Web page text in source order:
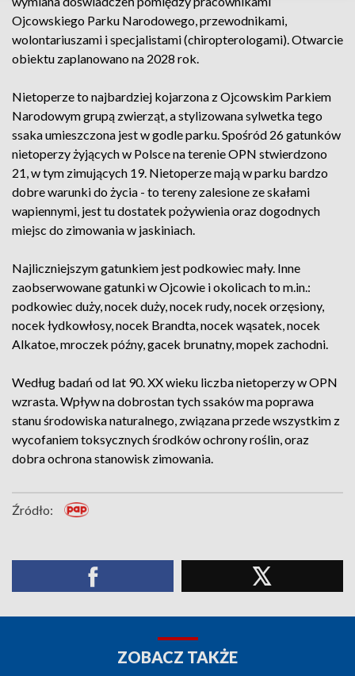
Ojcowskiego Parku Narodowego, przewodnikami,
wolontariuszami i specjalistami (chiropterologami). Otwarcie
obiektu zaplanowano na 2028 rok.
Nietoperze to najbardziej kojarzona z Ojcowskim Parkiem
Narodowym grupą zwierząt, a stylizowana sylwetka tego
ssaka umieszczona jest w godle parku. Spośród 26 gatunków
nietoperzy żyjących w Polsce na terenie OPN stwierdzono
21, w tym zimujących 19. Nietoperze mają w parku bardzo
dobre warunki do życia - to tereny zalesione ze skałami
wapiennymi, jest tu dostatek pożywienia oraz dogodnych
miejsc do zimowania w jaskiniach.
Najliczniejszym gatunkiem jest podkowiec mały. Inne
zaobserwowane gatunki w Ojcowie i okolicach to m.in.:
podkowiec duży, nocek duży, nocek rudy, nocek orzęsiony,
nocek łydkowłosy, nocek Brandta, nocek wąsatek, nocek
Alkatoe, mroczek późny, gacek brunatny, mopek zachodni.
Według badań od lat 90. XX wieku liczba nietoperzy w OPN
wzrasta. Wpływ na dobrostan tych ssaków ma poprawa
stanu środowiska naturalnego, związana przede wszystkim z
wycofaniem toksycznych środków ochrony roślin, oraz
dobra ochrona stanowisk zimowania.
Źródło:
ZOBACZ TAKŻE